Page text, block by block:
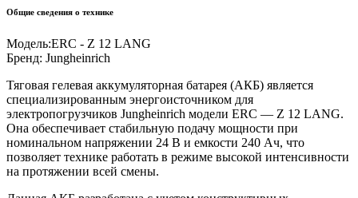
Общие сведения о технике
Модель:ERC - Z 12 LANG
Бренд: Jungheinrich
Тяговая гелевая аккумуляторная батарея (АКБ) является
специализированным энергоисточником для
электропогрузчиков Jungheinrich модели ERC — Z 12 LANG.
Она обеспечивает стабильную подачу мощности при
номинальном напряжении 24 В и емкости 240 Ач, что
позволяет технике работать в режиме высокой интенсивности
на протяжении всей смены.